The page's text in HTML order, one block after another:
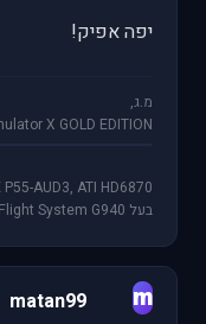
יפה אפיק!
מ.ג,
X GOLD EDITION
AUD3, ATI HD6870
בעל Logitech Flight System G940
m
matan99